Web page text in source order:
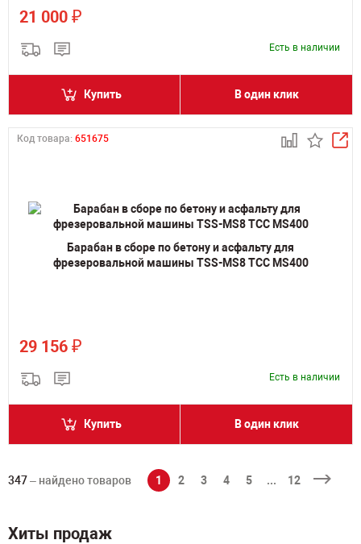
21 000 ₽
Есть в наличии
Купить В один клик
Код товара: 651675
Барабан в сборе по бетону и асфальту для
фрезеровальной машины TSS-MS8 ТСС MS400
29 156 ₽
Есть в наличии
Купить В один клик
347– найдено товаров 1 2 3 4 5 ... 12
Хиты продаж